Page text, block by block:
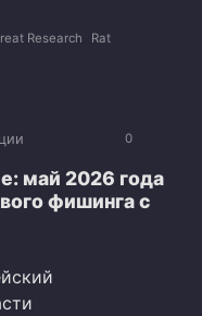
Research Rat
0
май 2026 года
фишинга с